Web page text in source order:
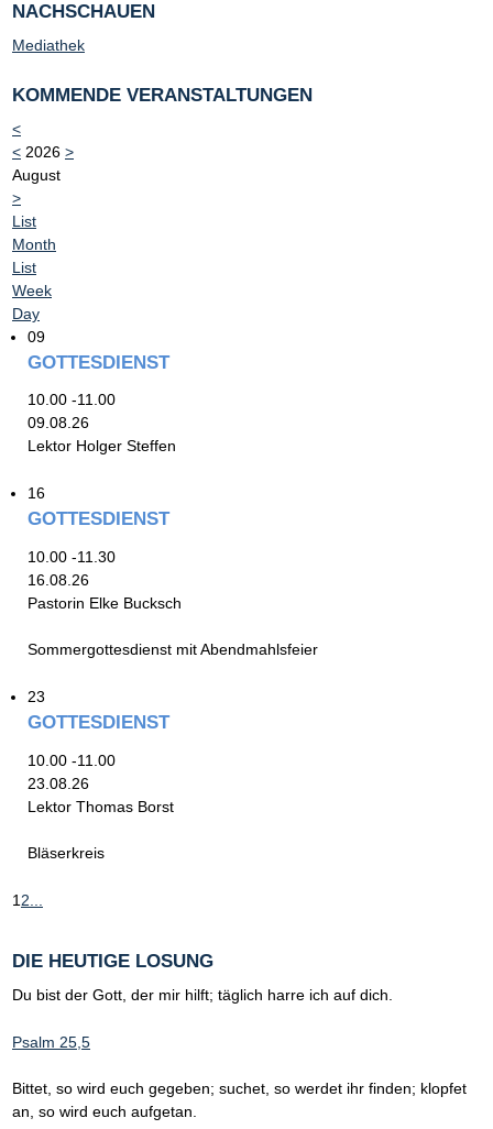
NACHSCHAUEN
Mediathek
KOMMENDE VERANSTALTUNGEN
<
< 2026 >
August
>
List
Month
List
Week
Day
09
GOTTESDIENST
10.00 -11.00
09.08.26
Lektor Holger Steffen
16
GOTTESDIENST
10.00 -11.30
16.08.26
Pastorin Elke Bucksch
Sommergottesdienst mit Abendmahlsfeier
23
GOTTESDIENST
10.00 -11.00
23.08.26
Lektor Thomas Borst
Bläserkreis
1 2
DIE HEUTIGE LOSUNG
Du bist der Gott, der mir hilft; täglich harre ich auf dich.
Psalm 25,5
Bittet, so wird euch gegeben; suchet, so werdet ihr finden; klopfet
an, so wird euch aufgetan.